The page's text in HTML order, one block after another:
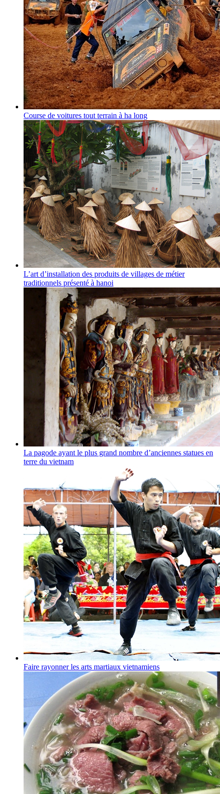
Course de voitures tout terrain à ha long
L’art d’installation des produits de villages de métier
traditionnels présenté à hanoi
La pagode ayant le plus grand nombre d’anciennes statues en
terre du vietnam
Faire rayonner les arts martiaux vietnamiens